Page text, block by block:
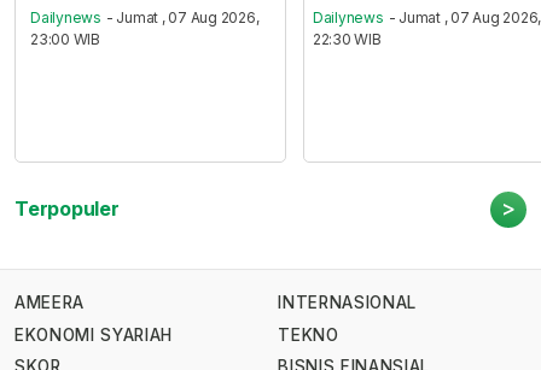
Dailynews - Jumat , 07 Aug 2026,
23:00 WIB
Dailynews - Jumat , 07 Aug 2026,
22:30 WIB
Terpopuler >
AMEERA
EKONOMI SYARIAH
INTERNASIONAL
TEKNO